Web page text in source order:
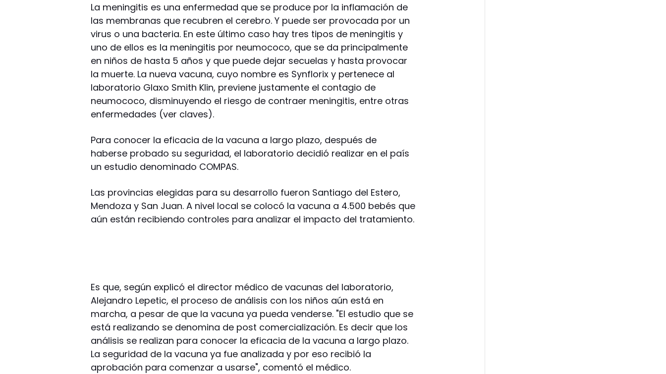
La meningitis es una enfermedad que se produce por la inflamación de
las membranas que recubren el cerebro. Y puede ser provocada por un
virus o una bacteria. En este último caso hay tres tipos de meningitis y
uno de ellos es la meningitis por neumococo, que se da principalmente
en niños de hasta 5 años y que puede dejar secuelas y hasta provocar
la muerte. La nueva vacuna, cuyo nombre es Synflorix y pertenece al
laboratorio Glaxo Smith Klin, previene justamente el contagio de
neumococo, disminuyendo el riesgo de contraer meningitis, entre otras
enfermedades (ver claves).
Para conocer la eficacia de la vacuna a largo plazo, después de
haberse probado su seguridad, el laboratorio decidió realizar en el país
un estudio denominado COMPAS.
Las provincias elegidas para su desarrollo fueron Santiago del Estero,
Mendoza y San Juan. A nivel local se colocó la vacuna a 4.500 bebés que
aún están recibiendo controles para analizar el impacto del tratamiento.
Es que, según explicó el director médico de vacunas del laboratorio,
Alejandro Lepetic, el proceso de análisis con los niños aún está en
marcha, a pesar de que la vacuna ya pueda venderse. "El estudio que se
está realizando se denomina de post comercialización. Es decir que los
análisis se realizan para conocer la eficacia de la vacuna a largo plazo.
La seguridad de la vacuna ya fue analizada y por eso recibió la
aprobación para comenzar a usarse", comentó el médico.